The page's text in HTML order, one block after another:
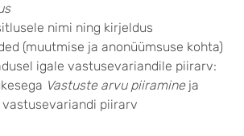
nimi ning kirjeldus
(muutmise ja anonüümsuse kohta)
igale vastusevariandile piirarv:
Vastuste arvu piiramineja
piirarv